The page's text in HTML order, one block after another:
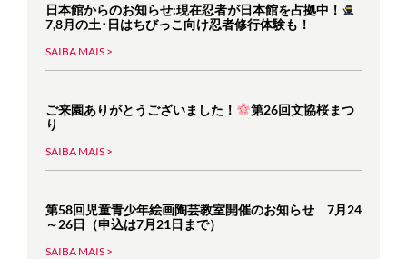
日本館からのお知らせ:現在忍者が日本館を占拠中！
7,8月の土･日はちびっこ向け忍者修行体験も！
SAIBA MAIS >
ご来園ありがとうございました！
第26回文協桜まつ
り
SAIBA MAIS >
第58回児童青少年絵画陶芸教室開催のお知らせ 7月24
～26日（申込は7月21日まで）
SAIBA MAIS >